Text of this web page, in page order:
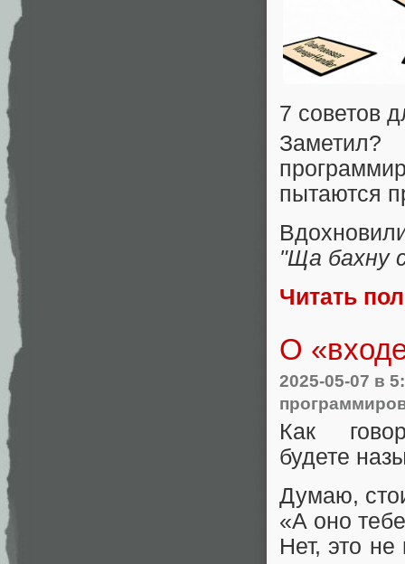
7 советов
пытаются
"Ща бахну
Читать
О
2025-05-07 в
Как
будете
Думаю,
«А оно
Нет, это